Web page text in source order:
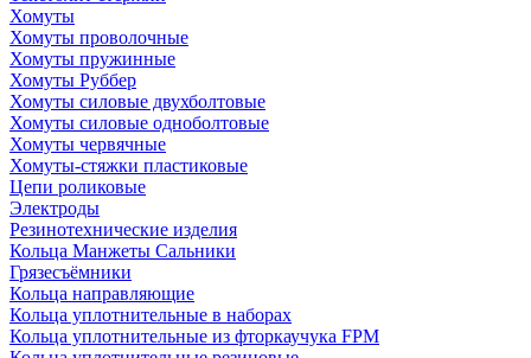
Хомуты
Хомуты проволочные
Хомуты пружинные
Хомуты Руббер
Хомуты силовые двухболтовые
Хомуты силовые одноболтовые
Хомуты червячные
Хомуты-стяжки пластиковые
Цепи роликовые
Электроды
Резинотехнические изделия
Кольца Манжеты Сальники
Грязесъёмники
Кольца направляющие
Кольца уплотнительные в наборах
Кольца уплотнительные из фторкаучука FPM